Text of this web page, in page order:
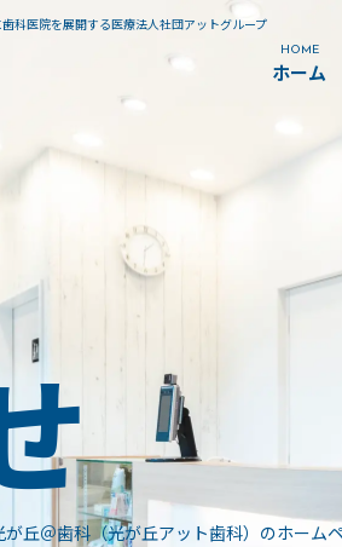
科医院を展開する医療法人社団アットグループ
HOME
ホーム
が丘＠歯科（光が丘アット歯科）のホーム